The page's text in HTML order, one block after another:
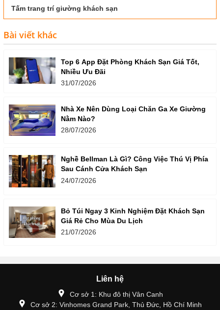
Tấm trang trí giường khách sạn
Bài viết khác
Top 6 App Đặt Phòng Khách Sạn Giá Tốt,
Nhiều Ưu Đãi
31/07/2026
Nhà Xe Nên Dùng Loại Chăn Ga Xe Giường
Nằm Nào?
28/07/2026
Nghề Bellman Là Gì? Công Việc Thú Vị Phía
Sau Cánh Cửa Khách Sạn
24/07/2026
Bỏ Túi Ngay 3 Kinh Nghiệm Đặt Khách Sạn
Giá Rẻ Cho Mùa Du Lịch
21/07/2026
Liên hệ
Cơ sở 1: Khu đô thị Vân Canh
Cơ sở 2: Vinhomes Grand Park, Thủ Đức, Hồ Chí Minh